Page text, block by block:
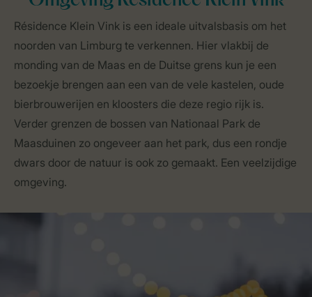
Résidence Klein Vink is een ideale uitvalsbasis om het
noorden van Limburg te verkennen. Hier vlakbij de
monding van de Maas en de Duitse grens kun je een
bezoekje brengen aan een van de vele kastelen, oude
bierbrouwerijen en kloosters die deze regio rijk is.
Verder grenzen de bossen van Nationaal Park de
Maasduinen zo ongeveer aan het park, dus een rondje
dwars door de natuur is ook zo gemaakt. Een veelzijdige
omgeving.